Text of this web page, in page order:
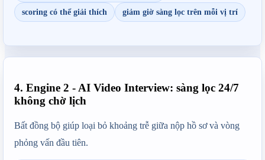
scoring có thể giải thích giảm giờ sàng lọc trên mỗi vị trí
4. Engine 2 - AI Video Interview: sàng lọc 24/7
không chờ lịch
Bất đồng bộ giúp loại bỏ khoảng trễ giữa nộp hồ sơ và vòng
phỏng vấn đầu tiên.